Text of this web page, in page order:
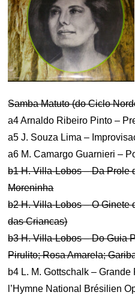
Samba Matuto (do Ciclo
a4 Arnaldo Ribeiro Pinto –
a5 J. Souza Lima –
a6 M. Camargo Guarnieri –
b1 H. Villa-Lobos – Da Prole
Moreninha
b2 H. Villa-Lobos – O Ginete
das Criancas)
b3 H. Villa-Lobos – Do Guia
Pirulito; Rosa Amarela;
b4 L. M. Gottschalk –
l’Hymne National Brésilien